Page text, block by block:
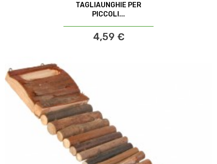
TAGLIAUNGHIE PER
PICCOLI...
4,59 €